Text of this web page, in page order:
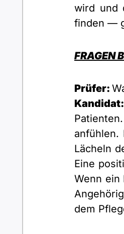
wird und
finden —
FRAGEN
Prüfer:
Kandidat:
Lächeln
Eine
Wenn ein
dem